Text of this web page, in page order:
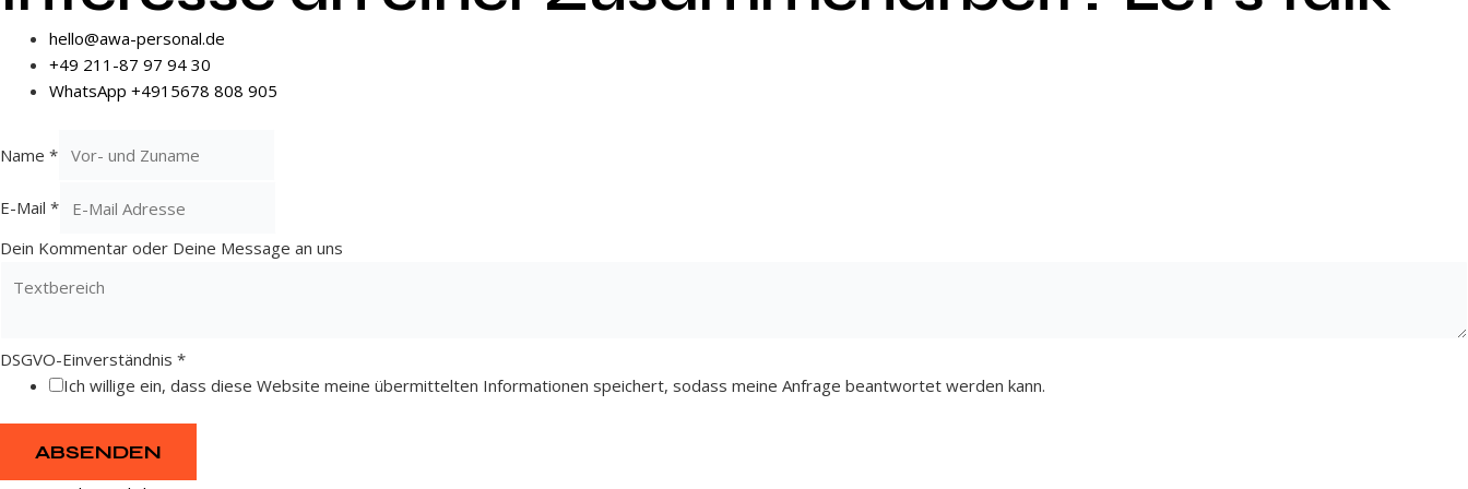
hello@awa-personal.de
+49 211-87 97 94 30
WhatsApp +4915678 808 905
Name *
E-Mail *
Dein Kommentar oder Deine Message an uns
DSGVO-Einverständnis *
Ich willige ein, dass diese Website meine übermittelten Informationen speichert, sodass meine Anfrage beantwortet werden kann.
ABSENDEN